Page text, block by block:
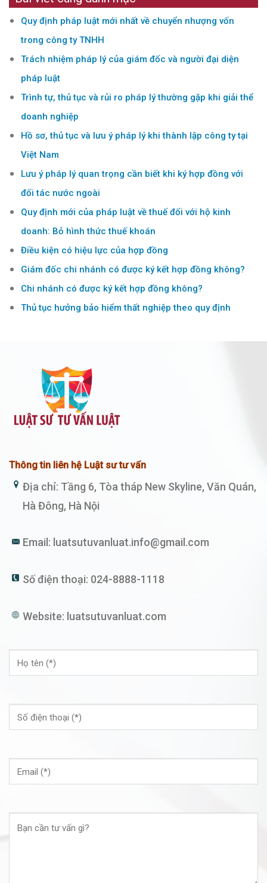
Quy định pháp luật mới nhất về chuyển nhượng vốn
trong công ty TNHH
Trách nhiệm pháp lý của giám đốc và người đại diện
pháp luật
Trình tự, thủ tục và rủi ro pháp lý thường gặp khi giải thể
doanh nghiệp
Hồ sơ, thủ tục và lưu ý pháp lý khi thành lập công ty tại
Việt Nam
Lưu ý pháp lý quan trọng cần biết khi ký hợp đồng với
đối tác nước ngoài
Quy định mới của pháp luật về thuế đối với hộ kinh
doanh: Bỏ hình thức thuế khoán
Điều kiện có hiệu lực của hợp đồng
Giám đốc chi nhánh có được ký kết hợp đồng không?
Chi nhánh có được ký kết hợp đồng không?
Thủ tục hưởng bảo hiểm thất nghiệp theo quy định
Thông tin liên hệ Luật sư tư vấn
Địa chỉ: Tầng 6, Tòa tháp New Skyline, Văn Quán,
Hà Đông, Hà Nội
Email: luatsutuvanluat.info@gmail.com
Số điện thoại: 024-8888-1118
Website: luatsutuvanluat.com